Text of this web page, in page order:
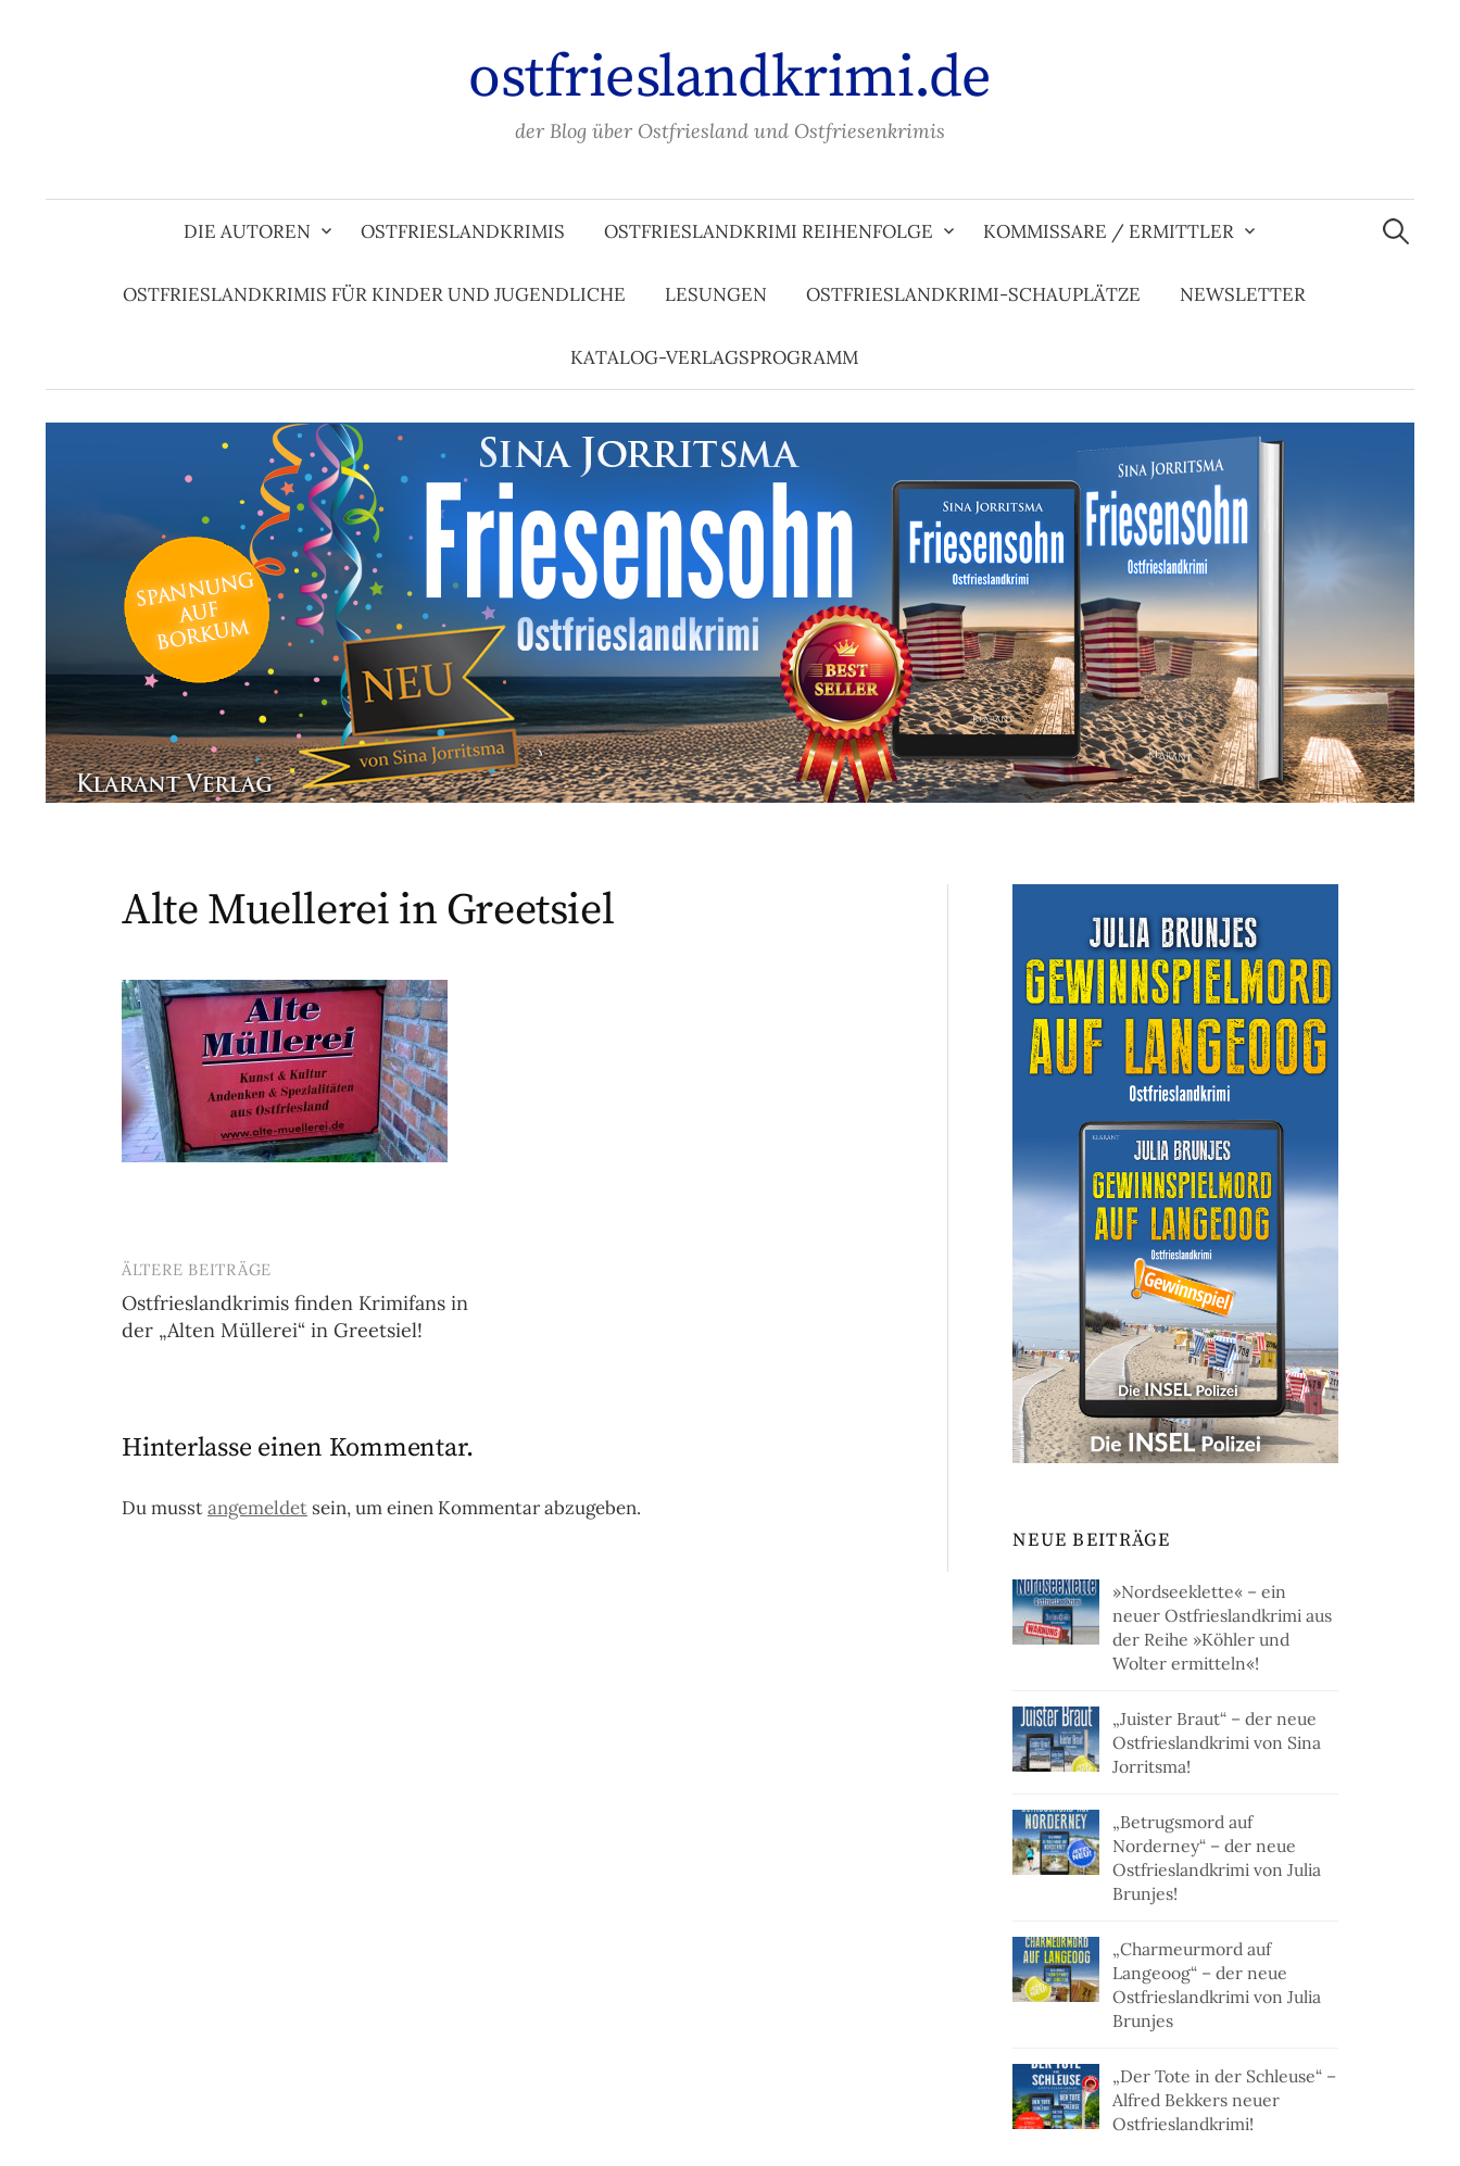
ostfrieslandkrimi.de
der Blog über Ostfriesland und Ostfriesenkrimis
DIE AUTOREN OSTFRIESLANDKRIMIS OSTFRIESLANDKRIMI REIHENFOLGE KOMMISSARE / ERMITTLER
OSTFRIESLANDKRIMIS FÜR KINDER UND JUGENDLICHE LESUNGEN OSTFRIESLANDKRIMI-SCHAUPLÄTZE NEWSLETTER
KATALOG-VERLAGSPROGRAMM
Suchen
nach:
Alte Muellerei in Greetsiel
Beitragsnavigation
ÄLTERE BEITRÄGE
Ostfrieslandkrimis finden Krimifans in
der „Alten Müllerei“ in Greetsiel!
Hinterlasse einen Kommentar.
Du musstangemeldet sein, um einen Kommentar abzugeben.
NEUE BEITRÄGE
»Nordseeklette« – ein
neuer Ostfrieslandkrimi aus
der Reihe »Köhler und
Wolter ermitteln«!
„Juister Braut“ – der neue
Ostfrieslandkrimi von Sina
Jorritsma!
„Betrugsmord auf
Norderney“ – der neue
Ostfrieslandkrimi von Julia
Brunjes!
„Charmeurmord auf
Langeoog“ – der neue
Ostfrieslandkrimi von Julia
Brunjes
„Der Tote in der Schleuse“ –
Alfred Bekkers neuer
Ostfrieslandkrimi!